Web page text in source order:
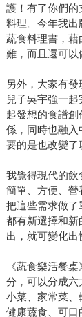
護！有了你們的
料理。今年我出
蔬食料理書，藉
難，而且還可以
另外，大家有
兒子吳宇強一
起發想的食譜
係，同時也融
要的是也改變了
我覺得現代的飲
簡單、方便、
把這些需求做了
都有新選擇和新
出，就可變化出
《蔬食樂活餐
分，可以分成六
小菜、家常菜、
健康蔬食、可口